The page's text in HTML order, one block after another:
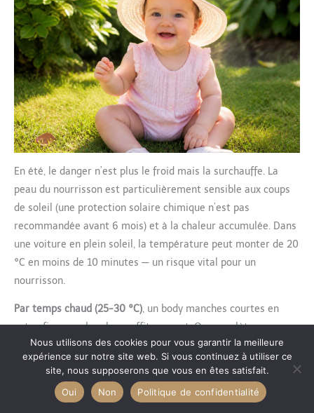
En été, le danger n’est plus le froid mais la surchauffe. La
peau du nourrisson est particulièrement sensible aux coups
de soleil (une protection solaire chimique n’est pas
recommandée avant 6 mois) et à la chaleur accumulée. Dans
une voiture en plein soleil, la température peut monter de 20
°C en moins de 10 minutes — un risque vital pour un
nourrisson.
Par temps chaud (25-30 °C), un body manches courtes en
coton fin ou en bambou suffit souvent. On complète avec un
short ou un pantalon léger si bébé est en poussette ou
exposé au soleil. Les vêtements de couleur claire
réfléchissent mieux la chaleur que les couleurs sombres.
Nous utilisons des cookies pour vous garantir la meilleure
expérience sur notre site web. Si vous continuez à utiliser ce
site, nous supposerons que vous en êtes satisfait.
Oui
Non Politique de confidentialité